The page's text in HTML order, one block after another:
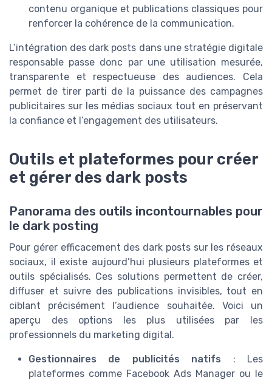
contenu organique et publications classiques pour
renforcer la cohérence de la communication.
L’intégration des dark posts dans une stratégie digitale
responsable passe donc par une utilisation mesurée,
transparente et respectueuse des audiences. Cela
permet de tirer parti de la puissance des campagnes
publicitaires sur les médias sociaux tout en préservant
la confiance et l’engagement des utilisateurs.
Outils et plateformes pour créer
et gérer des dark posts
Panorama des outils incontournables pour
le dark posting
Pour gérer efficacement des dark posts sur les réseaux
sociaux, il existe aujourd’hui plusieurs plateformes et
outils spécialisés. Ces solutions permettent de créer,
diffuser et suivre des publications invisibles, tout en
ciblant précisément l’audience souhaitée. Voici un
aperçu des options les plus utilisées par les
professionnels du marketing digital.
Gestionnaires de publicités natifs : Les
plateformes comme Facebook Ads Manager ou le